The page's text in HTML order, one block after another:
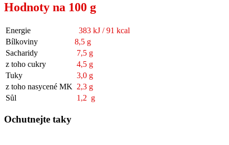
Hodnoty na 100 g
Energie
383 kJ / 91 kcal
Bílkoviny
8,5 g
Sacharidy
7,5 g
z toho cukry
4,5 g
Tuky
3,0 g
z toho nasycené MK 2,3 g
Sůl
1,2 g
Ochutnejte taky